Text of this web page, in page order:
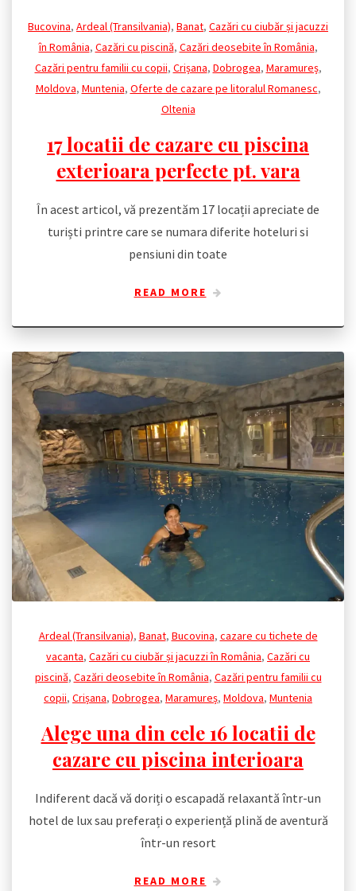
Bucovina, Ardeal (Transilvania), Banat, Cazări cu ciubăr și jacuzzi
în România, Cazări cu piscină, Cazări deosebite în România,
Cazări pentru familii cu copii, Crișana, Dobrogea, Maramureș,
Moldova, Muntenia, Oferte de cazare pe litoralul Romanesc,
Oltenia
17 locatii de cazare cu piscina
exterioara perfecte pt. vara
În acest articol, vă prezentăm 17 locații apreciate de
turiști printre care se numara diferite hoteluri si
pensiuni din toate
READ MORE
Ardeal (Transilvania), Banat, Bucovina, cazare cu tichete de
vacanta, Cazări cu ciubăr și jacuzzi în România, Cazări cu
piscină, Cazări deosebite în România, Cazări pentru familii cu
copii, Crișana, Dobrogea, Maramureș, Moldova, Muntenia
Alege una din cele 16 locatii de
cazare cu piscina interioara
Indiferent dacă vă doriți o escapadă relaxantă într-un
hotel de lux sau preferați o experiență plină de aventură
într-un resort
READ MORE